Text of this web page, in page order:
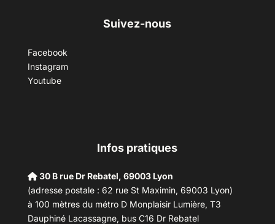
Suivez-nous
Facebook
Instagram
Youtube
Infos pratiques
30 B rue Dr Rebatel, 69003 Lyon
(adresse postale : 62 rue St Maximin, 69003 Lyon)
à 100 mètres du métro D Monplaisir Lumière, T3
Dauphiné Lacassagne, bus C16 Dr Rebatel